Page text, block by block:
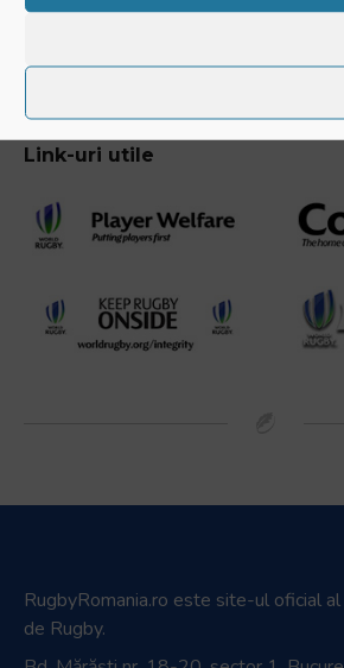
Link-uri utile
RugbyRomania.ro este site-ul oficial
de Rugby.